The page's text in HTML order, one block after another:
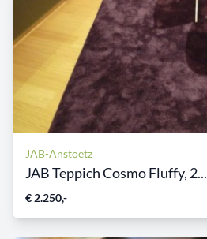
JAB-Anstoetz
JAB Teppich Cosmo Fluffy, 2...
€ 2.250,-